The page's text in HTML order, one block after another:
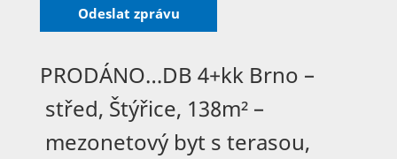
PRODÁNO…DB 4+kk Brno –
střed, Štýřice, 138m² –
mezonetový byt s terasou,